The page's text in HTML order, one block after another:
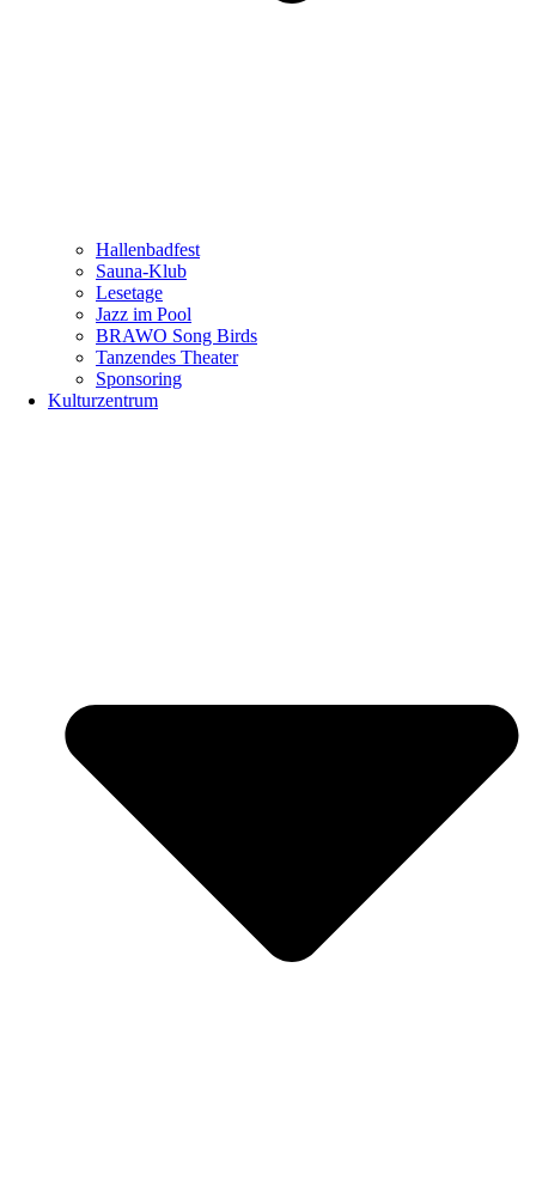
Hallenbadfest
Sauna-Klub
Lesetage
Jazz im Pool
BRAWO Song Birds
Tanzendes Theater
Sponsoring
Kulturzentrum